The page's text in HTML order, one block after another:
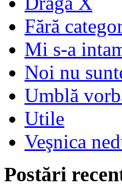
Fără
Mi s-a
Noi nu
Umblă
Utile
Veşnica
Postări